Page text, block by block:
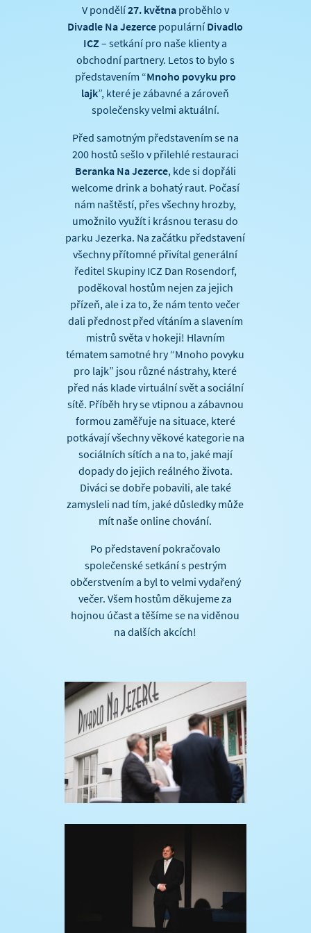
V pondělí27. květnaproběhlo v
Divadle Na Jezerce populární Divadlo
ICZ – setkání pro naše klienty a
obchodní partnery. Letos to bylo s
představením “Mnoho povyku pro
lajk”, které je zábavné a zároveň
společensky velmi aktuální.
Před samotným představením se na
200 hostů sešlo v přilehlé restauraci
Beranka Na Jezerce, kde si dopřáli
welcome drink a bohatý raut. Počasí
nám naštěstí, přes všechny hrozby,
umožnilo využít i krásnou terasu do
parku Jezerka. Na začátku představení
všechny přítomné přivítal generální
ředitel Skupiny ICZ Dan Rosendorf,
poděkoval hostům nejen za jejich
přízeň, ale i za to, že nám tento večer
dali přednost před vítáním a slavením
mistrů světa v hokeji! Hlavním
tématem samotné hry “Mnoho povyku
pro lajk” jsou různé nástrahy, které
před nás klade virtuální svět a sociální
sítě. Příběh hry se vtipnou a zábavnou
formou zaměřuje na situace, které
potkávají všechny věkové kategorie na
sociálních sítích a na to, jaké mají
dopady do jejich reálného života.
Diváci se dobře pobavili, ale také
zamysleli nad tím, jaké důsledky může
mít naše online chování.
Po představení pokračovalo
společenské setkání s pestrým
občerstvením a byl to velmi vydařený
večer. Všem hostům děkujeme za
hojnou účast a těšíme se na viděnou
na dalších akcích!